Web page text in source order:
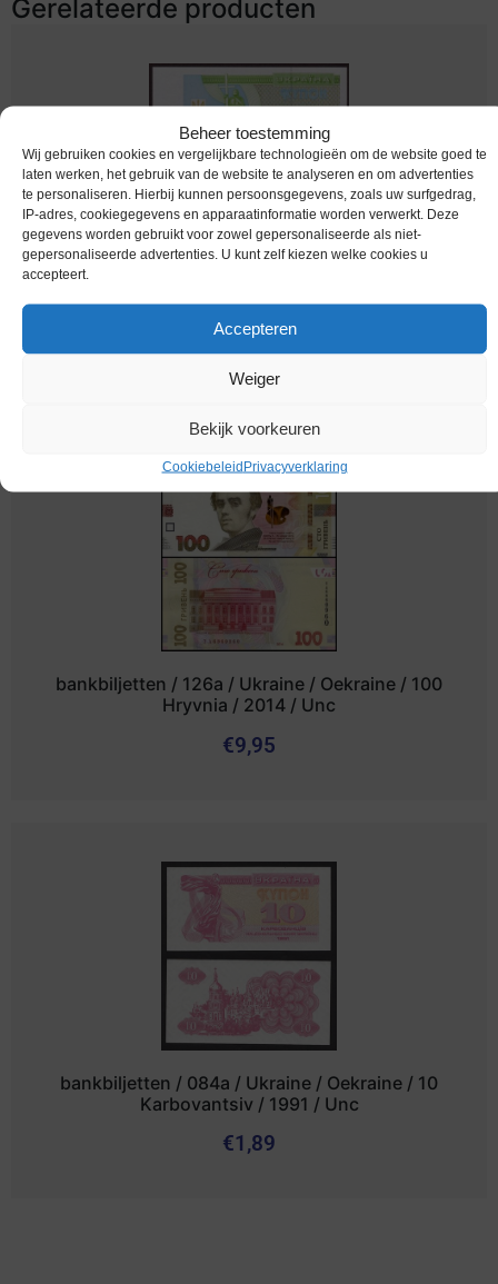
Beheer toestemming
Wij gebruiken cookies en vergelijkbare technologieën om de website goed te
laten werken, het gebruik van de website te analyseren en om advertenties
te personaliseren. Hierbij kunnen persoonsgegevens, zoals uw surfgedrag,
IP-adres, cookiegegevens en apparaatinformatie worden verwerkt. Deze
gegevens worden gebruikt voor zowel gepersonaliseerde als niet-
gepersonaliseerde advertenties. U kunt zelf kiezen welke cookies u
accepteert.
Accepteren
Weiger
Bekijk voorkeuren
CookiebeleidPrivacyverklaring
Gerelateerde producten
bankbiljetten / 094b / Ukraine / Oekraine /
10000 Karbovanets / 1995 / Unc
bankbiljetten / 126a / Ukraine / Oekraine / 100
Hryvnia / 2014 / Unc
€9,95
bankbiljetten / 084a / Ukraine / Oekraine / 10
Karbovantsiv / 1991 / Unc
€1,89